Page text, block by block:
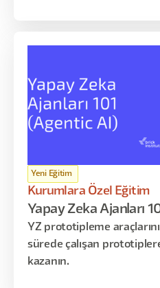
Yeni Eğitim
Kurumlara Özel Eğitim
Yapay Zeka Ajanları
YZ prototipleme
sürede çalışan
kazanın.